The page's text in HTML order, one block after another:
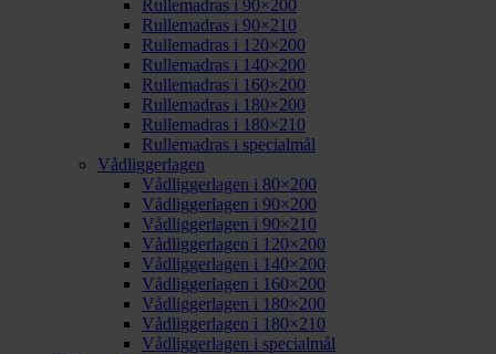
Rullemadras i 90×200
Rullemadras i 90×210
Rullemadras i 120×200
Rullemadras i 140×200
Rullemadras i 160×200
Rullemadras i 180×200
Rullemadras i 180×210
Rullemadras i specialmål
Vådliggerlagen
Vådliggerlagen i 80×200
Vådliggerlagen i 90×200
Vådliggerlagen i 90×210
Vådliggerlagen i 120×200
Vådliggerlagen i 140×200
Vådliggerlagen i 160×200
Vådliggerlagen i 180×200
Vådliggerlagen i 180×210
Vådliggerlagen i specialmål